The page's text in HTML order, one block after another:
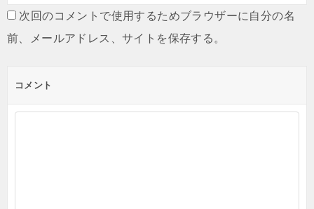
次回のコメントで使用するためブラウザーに自分の名
前、メールアドレス、サイトを保存する。
コメント